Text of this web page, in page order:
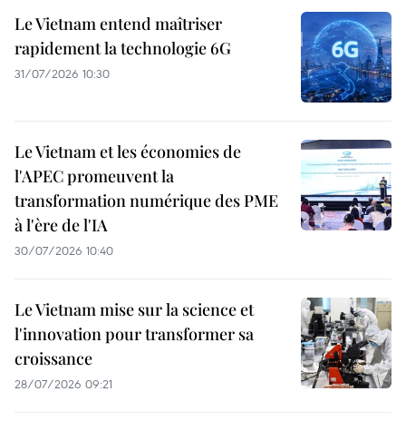
Le Vietnam entend maîtriser
rapidement la technologie 6G
31/07/2026 10:30
Le Vietnam et les économies de
l'APEC promeuvent la
transformation numérique des PME
à l'ère de l'IA
30/07/2026 10:40
Le Vietnam mise sur la science et
l'innovation pour transformer sa
croissance
28/07/2026 09:21